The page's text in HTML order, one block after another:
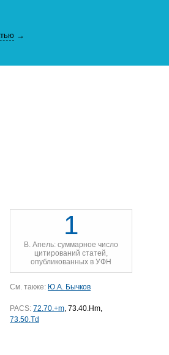
→
1
В. Апель: суммарное число
цитирований статей,
опубликованных в УФН
См. также: Ю.А. Бычков
PACS: 72.70.+m, 73.40.Hm,
73.50.Td